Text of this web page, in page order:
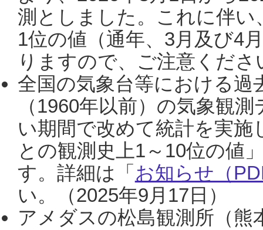
測としました。これに伴い
1位の値（通年、3月及び4
りますので、ご注意くだ
全国の気象台等における過
（1960年以前）の気象観
い期間で改めて統計を実
との観測史上1～10位の値
す。詳細は「 お知らせ（
い。（2025年9月17日）
アメダスの松島観測所（熊